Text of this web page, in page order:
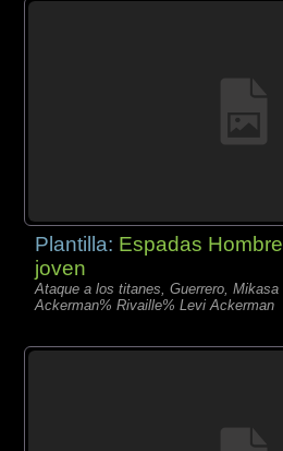
Plantilla: Espadas Hombre
joven
Ataque a los titanes, Guerrero, Mikasa
Ackerman% Rivaille% Levi Ackerman